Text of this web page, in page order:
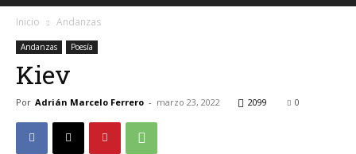
Inicio Andanzas
Andanzas Poesía
Kiev
Por Adrián Marcelo Ferrero - marzo 23, 2022 2099 0